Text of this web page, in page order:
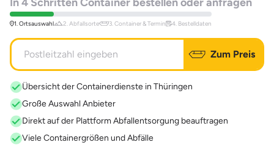
1. Ortsauswahl 2. Abfallsorte 3. Container & Termin 4. Bestelldaten
Zum Preis
Übersicht der Containerdienste in Thüringen
Große Auswahl Anbieter
Direkt auf der Plattform Abfallentsorgung beauftragen
Viele Containergrößen und Abfälle